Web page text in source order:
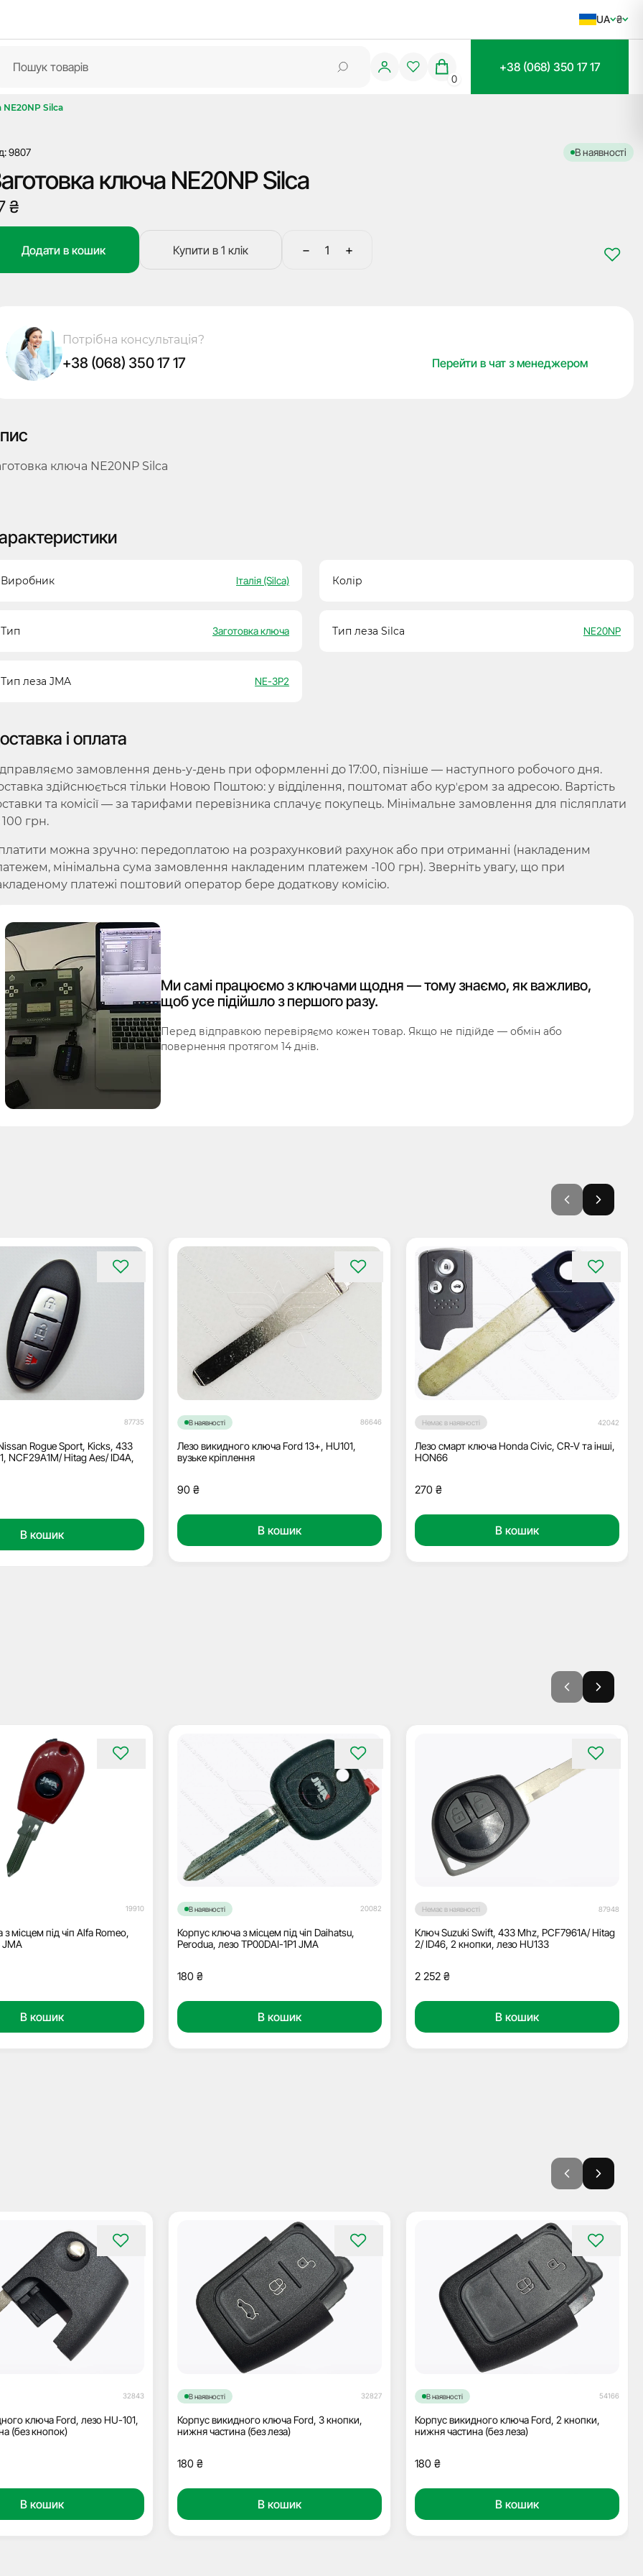
UA ₴
0
+38 (068) 350 17 17
NE20NP Silca
9807 В наявності
ключа NE20NP Silca
₴
−
Заготовка
+
Додати в кошик Купити в 1 клік
Потрібна консультація?
+38 (068) 350 17 17 Перейти в чат з менеджером
ключа NE20NP Silca
Виробник Італія (Silca) Колір
Тип Заготовка ключа Тип леза Silca NE20NP
Тип леза JMA NE-3P2
і оплата
замовлення день-у-день при оформленні до 17:00, пізніше — наступного робочого дня.
здійснюється тільки Новою Поштою: у відділення, поштомат або курʼєром за адресою. Вартість
та комісії — за тарифами перевізника сплачує покупець. Мінімальне замовлення для післяплати
грн.
можна зручно: передоплатою на розрахунковий рахунок або при отриманні (накладеним
мінімальна сума замовлення накладеним платежем -100 грн). Зверніть увагу, що при
платежі поштовий оператор бере додаткову комісію.
Ми самі працюємо з ключами щодня — тому знаємо, як важливо,
щоб усе підійшло з першого разу.
Перед відправкою перевіряємо кожен товар. Якщо не підійде — обмін або
повернення протягом 14 днів.
87735
Rogue Sport, Kicks, 433
NCF29A1M/ Hitag Aes/ ID4A,
В кошик
В наявності 86646
Лезо викидного ключа Ford 13+, HU101,
вузьке кріплення
90 ₴
В кошик
Немає в наявності 42042
Лезо смарт ключа Honda Civic, CR-V та інші,
HON66
270 ₴
В кошик
19910
місцем під чіп Alfa Romeo,
JMA
В кошик
В наявності 20082
Корпус ключа з місцем під чіп Daihatsu,
Perodua, лезо TP00DAI-1P1 JMA
180 ₴
В кошик
Немає в наявності 87948
Ключ Suzuki Swift, 433 Mhz, PCF7961A/ Hitag
2/ ID46, 2 кнопки, лезо HU133
2 252 ₴
В кошик
32843
ключа Ford, лезо HU-101,
(без кнопок)
В кошик
В наявності 32827
Корпус викидного ключа Ford, 3 кнопки,
нижня частина (без леза)
180 ₴
В кошик
В наявності 54166
Корпус викидного ключа Ford, 2 кнопки,
нижня частина (без леза)
180 ₴
В кошик